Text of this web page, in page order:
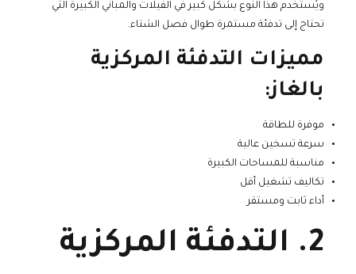
ويُستخدم هذا النوع بشكل كبير في الفيلات والمباني الكبيرة التي
تحتاج إلى تدفئة مستمرة طوال فصل الشتاء.
مميزات التدفئة المركزية
بالغاز:
موفرة للطاقة
سرعة تسخين عالية
مناسبة للمساحات الكبيرة
تكاليف تشغيل أقل
أداء ثابت ومستقر
2. التدفئة المركزية